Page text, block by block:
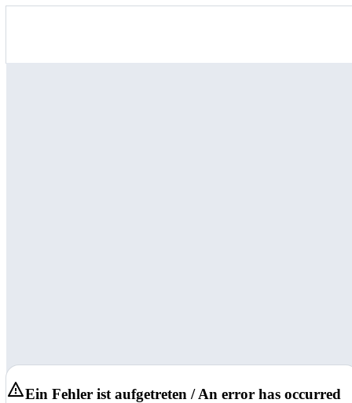
Ein Fehler ist aufgetreten / An error has occurred